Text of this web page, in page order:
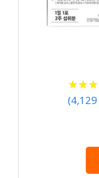
★★★
★★★
(4,129